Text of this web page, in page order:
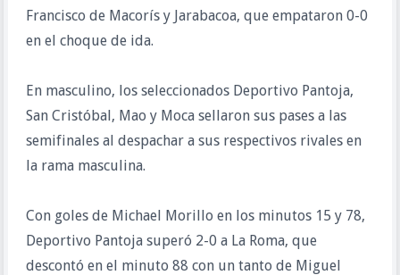
Francisco de Macorís y Jarabacoa, que empataron 0-0
en el choque de ida.
En masculino, los seleccionados Deportivo Pantoja,
San Cristóbal, Mao y Moca sellaron sus pases a las
semifinales al despachar a sus respectivos rivales en
la rama masculina.
Con goles de Michael Morillo en los minutos 15 y 78,
Deportivo Pantoja superó 2-0 a La Roma, que
descontó en el minuto 88 con un tanto de Miguel